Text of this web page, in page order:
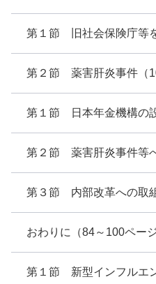
第１節 旧社会保険庁等
第２節 薬害肝炎事件（
第１節 日本年金機構の
第２節 薬害肝炎事件等
第３節 内部改革への取
おわりに（84～100ペー
第１節 新型インフルエ